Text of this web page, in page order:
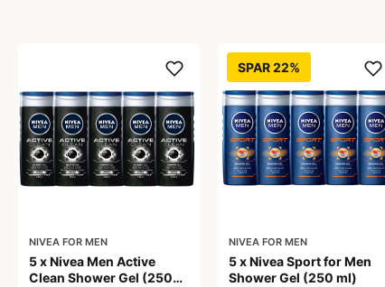
NIVEA FOR MEN
5 x Nivea Men Active
Clean Shower Gel (250
SPAR 22%
NIVEA FOR MEN
5 x Nivea Sport for Men
Shower Gel (250 ml)